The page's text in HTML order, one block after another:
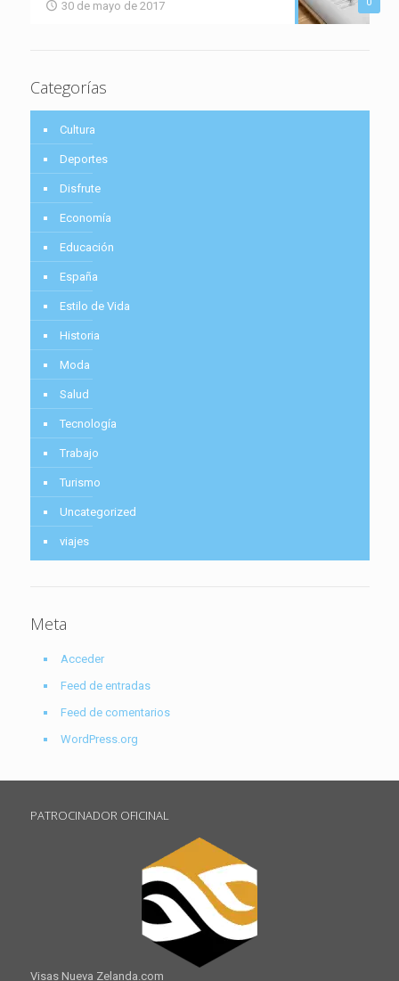
30 de mayo de 2017
Categorías
Cultura
Deportes
Disfrute
Economía
Educación
España
Estilo de Vida
Historia
Moda
Salud
Tecnología
Trabajo
Turismo
Uncategorized
viajes
Meta
Acceder
Feed de entradas
Feed de comentarios
WordPress.org
PATROCINADOR OFICINAL
Visas Nueva Zelanda.com